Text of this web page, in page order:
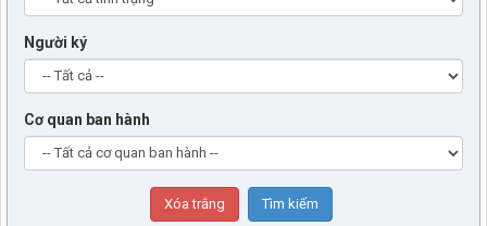
Người ký
Cơ quan ban hành